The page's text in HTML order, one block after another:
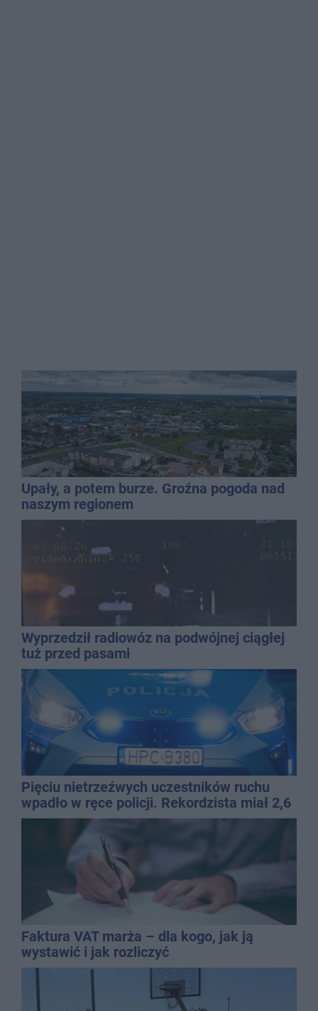
Upały, a potem burze. Groźna pogoda nad
naszym regionem
Wyprzedził radiowóz na podwójnej ciągłej
tuż przed pasami
Pięciu nietrzeźwych uczestników ruchu
wpadło w ręce policji. Rekordzista miał 2,6
promila
Faktura VAT marża – dla kogo, jak ją
wystawić i jak rozliczyć